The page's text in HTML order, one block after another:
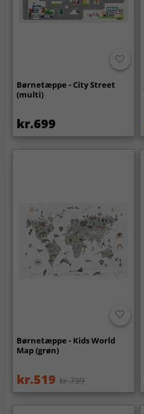
Børnetæppe - City Street
(multi)
kr.699
Børnetæppe - Kids World
Map (grøn)
kr.519 kr.739